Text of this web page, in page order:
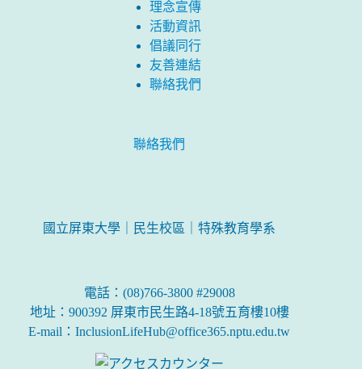
理念宣傳
活動資訊
倡議同行
友善連結
聯絡我們
聯絡我們
國立屏東大學｜民生校區｜特殊教育學系
電話：(08)766-3800 #29008
地址：900392 屏東市民生路4-18號五育樓10樓
E-mail：InclusionLifeHub@office365.nptu.edu.tw